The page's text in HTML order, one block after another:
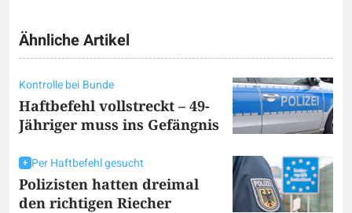
Ähnliche Artikel
Kontrolle bei Bunde
Haftbefehl vollstreckt – 49-
Jähriger muss ins Gefängnis
Per Haftbefehl gesucht
Polizisten hatten dreimal
den richtigen Riecher